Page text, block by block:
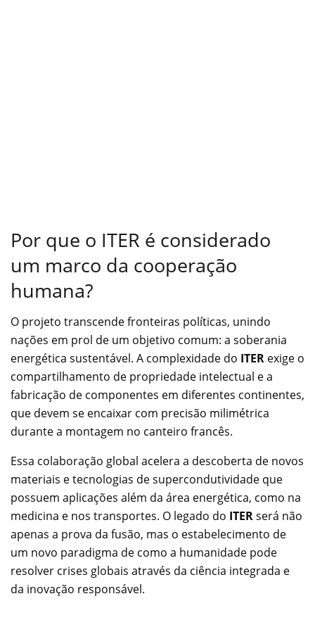
Por que o ITER é considerado
um marco da cooperação
humana?
O projeto transcende fronteiras políticas, unindo
nações em prol de um objetivo comum: a soberania
energética sustentável. A complexidade do ITER exige o
compartilhamento de propriedade intelectual e a
fabricação de componentes em diferentes continentes,
que devem se encaixar com precisão milimétrica
durante a montagem no canteiro francês.
Essa colaboração global acelera a descoberta de novos
materiais e tecnologias de supercondutividade que
possuem aplicações além da área energética, como na
medicina e nos transportes. O legado do ITERserá não
apenas a prova da fusão, mas o estabelecimento de
um novo paradigma de como a humanidade pode
resolver crises globais através da ciência integrada e
da inovação responsável.